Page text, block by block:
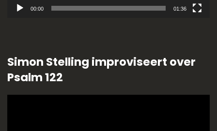
00:00 01:36
Simon Stelling improviseert over
Psalm 122